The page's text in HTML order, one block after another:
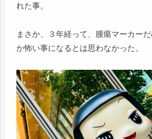
れた事。
まさか、３年経って、腫瘍マーカー
か怖い事になるとは思わなかった。